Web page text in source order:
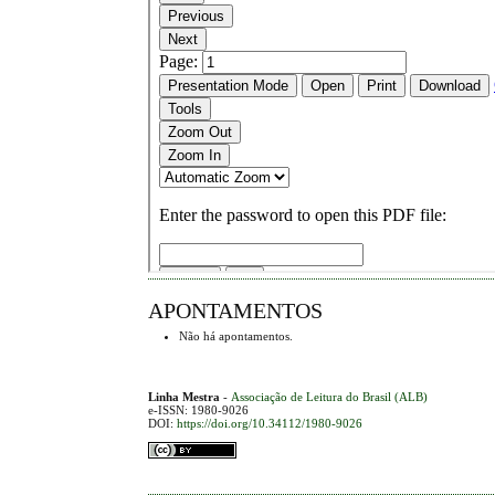
APONTAMENTOS
Não há apontamentos.
Linha Mestra- Associação de Leitura do Brasil (ALB)
e-ISSN: 1980-9026
DOI:https://doi.org/10.34112/1980-9026